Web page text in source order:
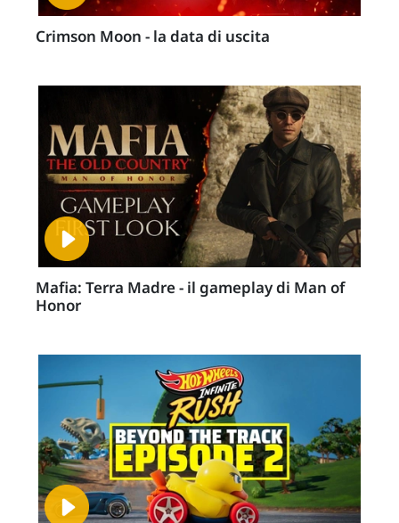
Crimson Moon - la data di uscita
Mafia: Terra Madre - il gameplay di Man of
Honor